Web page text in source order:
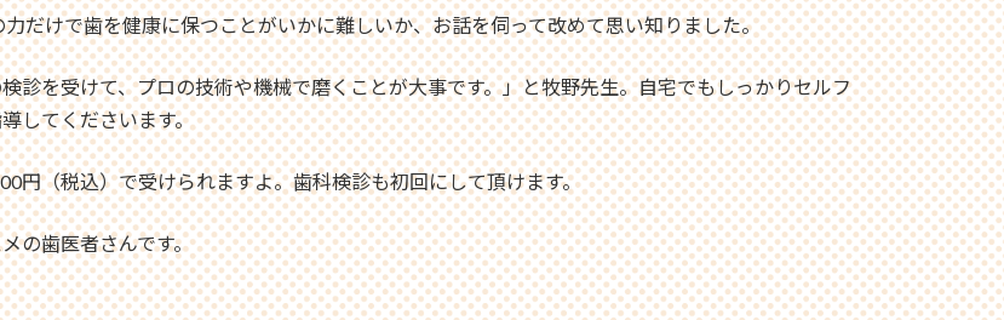
だけで歯を健康に保つことがいかに難しいか、お話を伺って改めて思い知りました。
診を受けて、プロの技術や機械で磨くことが大事です。」と牧野先生。自宅でもしっかりセルフ
してくださいます。
円（税込）で受けられますよ。歯科検診も初回にして頂けます。
の歯医者さんです。